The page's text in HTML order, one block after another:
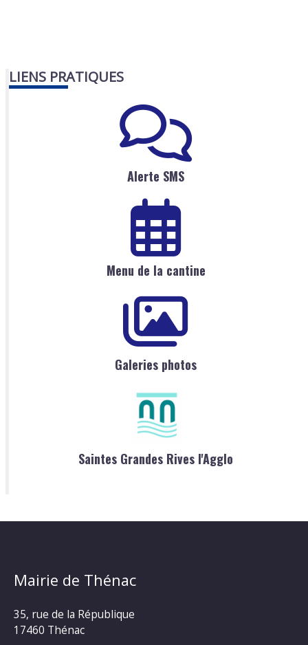
LIENS PRATIQUES
Alerte SMS
Menu de la cantine
Galeries photos
Saintes Grandes Rives l'Agglo
Mairie de Thénac
35, rue de la République
17460 Thénac